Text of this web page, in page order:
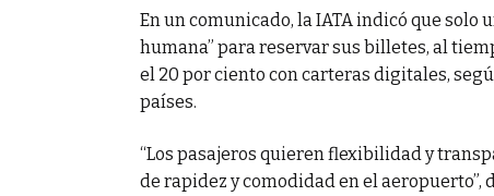
En un comunicado, la IATA indicó que solo
humana” para reservar sus billetes, al
el 20 por ciento con carteras digitales,
países.
“Los pasajeros quieren flexibilidad y
de rapidez y comodidad en el